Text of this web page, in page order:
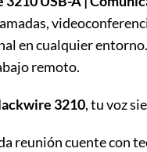
en cualquier
remoto.
3210, tu voz
reunión cuente con